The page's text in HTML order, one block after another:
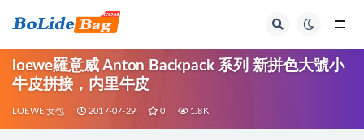
loewe羅意威 Anton Backpack 系列 新拼色大號小
牛皮拼接，内里牛皮
LOEWE 女包 2017-07-29 0 1.8K